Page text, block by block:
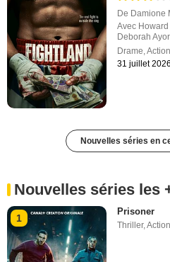
De Damione
Avec
Deborah
Drame ,Action
31 juillet
Nouvelles séries en
Nouvelles séries les
1
Prisoner
Thriller,Action